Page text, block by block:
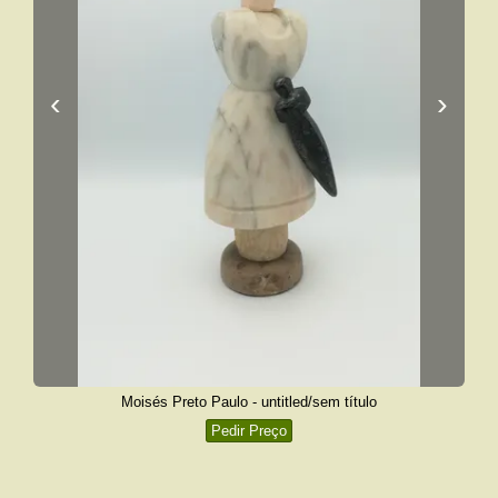
‹ ›
Moisés Preto Paulo - untitled/sem título
Pedir Preço